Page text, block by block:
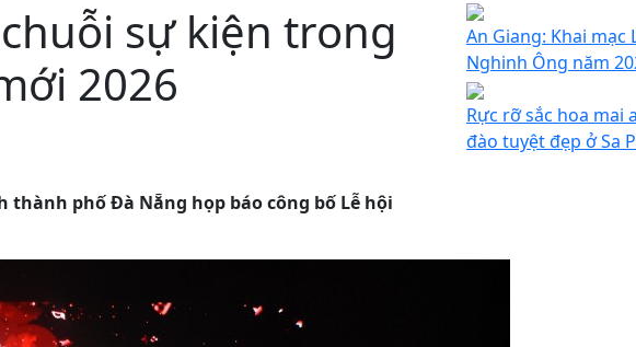
sự kiện trong
2026
thành phố Đà Nẵng họp báo công bố Lễ hội
An Giang: Khai mạc
Nghinh Ông năm
Rực rỡ sắc hoa mai
đào tuyệt đẹp ở Sa